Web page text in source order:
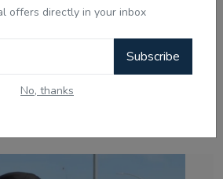
offers directly in your inbox
Subscribe
No, thanks